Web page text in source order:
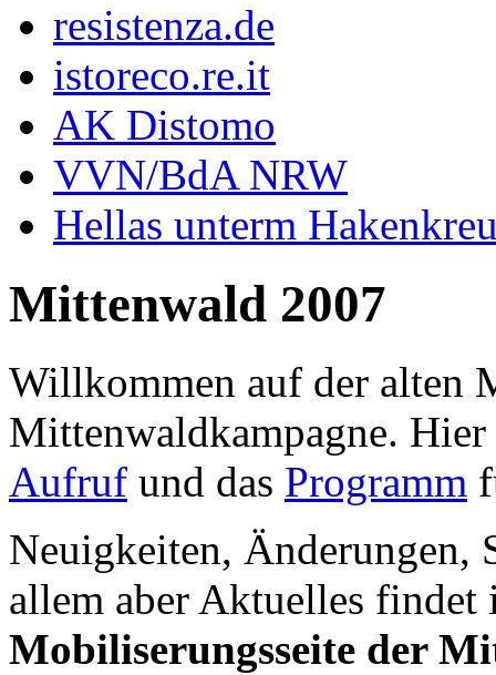
resistenza.de
istoreco.re.it
AK Distomo
VVN/BdA NRW
Hellas unterm
Mittenwald 2007
Willkommen auf der alten
Mittenwaldkampagne.
Aufruf und das Programm
Neuigkeiten, Änderungen,
allem aber Aktuelles
Mobiliserungsseite der